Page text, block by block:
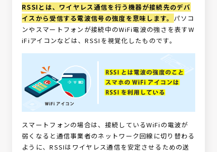
RSSIとは、ワイヤレス通信を行う機器が接続先のデバ
イスから受信する電波信号の強度を意味します。 パソコ
ンやスマートフォンが接続中のWiFi電波の強さを表すW
iFiアイコンなどは、RSSIを視覚化したものです。
スマートフォンの場合は、接続しているWiFiの電波が
弱くなると通信事業者のネットワーク回線に切り替わる
ように、RSSIはワイヤレス通信を安定させるための送